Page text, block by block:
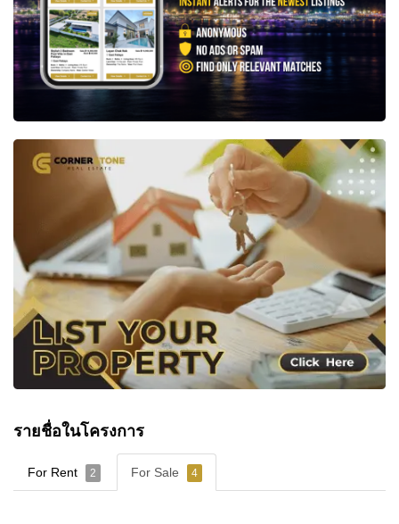
รายชื่อในโครงการ
For Rent 2 For Sale 4